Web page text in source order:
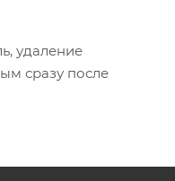
удаление
сразу после